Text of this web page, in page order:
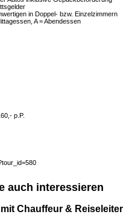
in Doppel- bzw. Einzelzimmern
A = Abendessen
p.P.
auch interessieren
Chauffeur & Reiseleiter